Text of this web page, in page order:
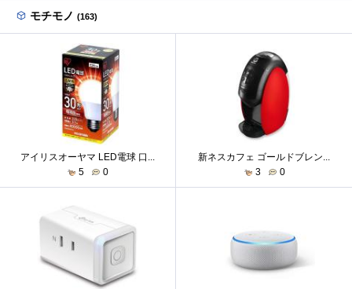
モチモノ (163)
アイリスオーヤマ LED電球 口...
5
0
新ネスカフェ ゴールドブレン...
3
0